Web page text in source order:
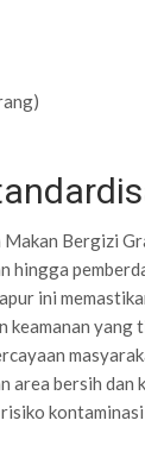
Bergizi
hingga
ini
keamanan
area bersih